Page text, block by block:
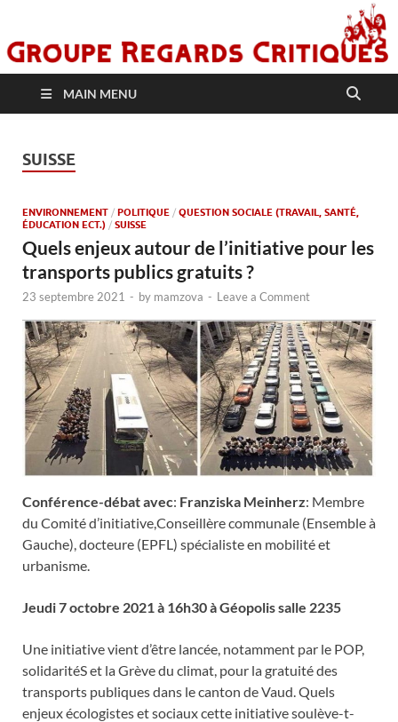
MAIN MENU
SUISSE
ENVIRONNEMENT / POLITIQUE / QUESTION SOCIALE (TRAVAIL, SANTÉ,
ÉDUCATION ECT.) / SUISSE
Quels enjeux autour de l’initiative pour les
transports publics gratuits ?
23 septembre 2021 - by mamzova - Leave a Comment
Conférence-débat avec: Franziska Meinherz: Membre
du Comité d’initiative,Conseillère communale (Ensemble à
Gauche), docteure (EPFL) spécialiste en mobilité et
urbanisme.
Jeudi 7 octobre 2021 à 16h30 à Géopolis salle 2235
Une initiative vient d’être lancée, notamment par le POP,
solidaritéS et la Grève du climat, pour la gratuité des
transports publiques dans le canton de Vaud. Quels
enjeux écologistes et sociaux cette initiative soulève-t-